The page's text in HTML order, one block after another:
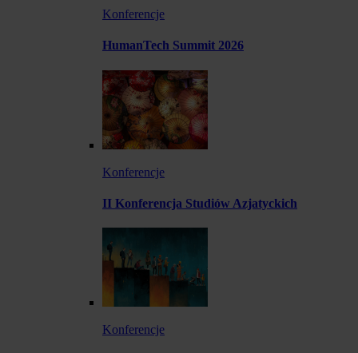
Konferencje
HumanTech Summit 2026
Konferencje
II Konferencja Studiów Azjatyckich
Konferencje